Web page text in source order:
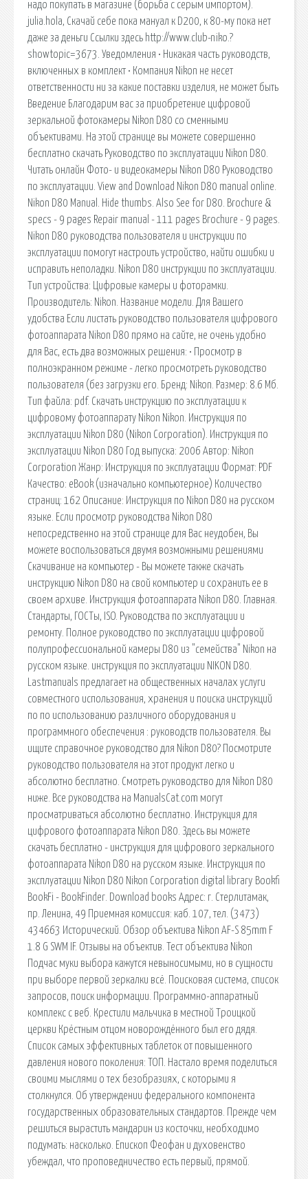
надо покупать в магазине (борьба с серым импортом).
julia.hola, Скачай себе пока мануал к D200, к 80-му пока нет
даже за деньги Ссылки здесь http://www.club-niko.?
showtopic=3673. Уведомления • Никакая часть руководств,
включенных в комплект • Компания Nikon не несет
ответственности ни за какие поставки изделия, не может быть
Введение Благодарим вас за приобретение цифровой
зеркальной фотокамеры Nikon D80 со сменными
объективами. На этой странице вы можете совершенно
бесплатно скачать Руководство по эксплуатации Nikon D80.
Читать онлайн Фото- и видеокамеры Nikon D80 Руководство
по эксплуатации. View and Download Nikon D80 manual online.
Nikon D80 Manual. Hide thumbs. Also See for D80. Brochure &
specs - 9 pages Repair manual - 111 pages Brochure - 9 pages.
Nikon D80 руководства пользователя и инструкции по
эксплуатации помогут настроить устройство, найти ошибки и
исправить неполадки. Nikon D80 инструкции по эксплуатации.
Тип устройства: Цифровые камеры и фоторамки.
Производитель: Nikon. Название модели. Для Вашего
удобства Если листать руководство пользователя цифрового
фотоаппарата Nikon D80 прямо на сайте, не очень удобно
для Вас, есть два возможных решения: • Просмотр в
полноэкранном режиме - легко просмотреть руководство
пользователя (без загрузки его. Бренд: Nikon. Размер: 8.6 Мб.
Тип файла: pdf. Скачать инструкцию по эксплуатации к
цифровому фотоаппарату Nikon Nikon. Инструкция по
эксплуатации Nikon D80 (Nikon Corporation). Инструкция по
эксплуатации Nikon D80 Год выпуска: 2006 Автор: Nikon
Corporation Жанр: Инструкция по эксплуатации Формат: PDF
Качество: eBook (изначально компьютерное) Количество
страниц: 162 Описание: Инструкция по Nikon D80 на русском
языке. Если просмотр руководства Nikon D80
непосредственно на этой странице для Вас неудобен, Вы
можете воспользоваться двумя возможными решениями
Скачивание на компьютер - Вы можете также скачать
инструкцию Nikon D80 на свой компьютер и сохранить ее в
своем архиве. Инструкция фотоаппарата Nikon D80. Главная.
Стандарты, ГОСТы, ISO. Руководства по эксплуатации и
ремонту. Полное руководство по эксплуатации цифровой
полупрофессиональной камеры D80 из "семейства" Nikon на
русском языке. инструкция по эксплуатации NIKON D80.
Lastmanuals предлагает на общественных началах услуги
совместного использования, хранения и поиска инструкций
по по использованию различного оборудования и
программного обеспечения : руководств пользователя. Вы
ищите справочное руководство для Nikon D80? Посмотрите
руководство пользователя на этот продукт легко и
абсолютно бесплатно. Смотреть руководство для Nikon D80
ниже. Все руководства на ManualsCat.com могут
просматриваться абсолютно бесплатно. Инструкция для
цифрового фотоаппарата Nikon D80. Здесь вы можете
скачать бесплатно - инструкция для цифрового зеркального
фотоаппарата Nikon D80 на русском языке. Инструкция по
эксплуатации Nikon D80 Nikon Corporation digital library Bookfi
BookFi - BookFinder. Download books Адрес: г. Стерлитамак,
пр. Ленина, 49 Приемная комиссия: каб. 107, тел. (3473)
434663 Исторический. Обзор объектива Nikon AF-S 85mm F
1.8 G SWM IF. Отзывы на объектив. Тест объектива Nikon
Подчас муки выбора кажутся невыносимыми, но в сущности
при выборе первой зеркалки всё. Поисковая сиcтема, список
запросов, поиск информации. Программно-аппаратный
комплекс с веб. Крестили мальчика в местной Троицкой
церкви Крёстным отцом новорождённого был его дядя.
Список самых эффективных таблеток от повышенного
давления нового поколения: ТОП. Настало время поделиться
своими мыслями о тех безобразиях, с которыми я
столкнулся. Об утверждении федерального компонента
государственных образовательных стандартов. Прежде чем
решиться вырастить мандарин из косточки, необходимо
подумать: насколько. Епископ Феофан и духовенство
убеждал, что проповедничество есть первый, прямой.